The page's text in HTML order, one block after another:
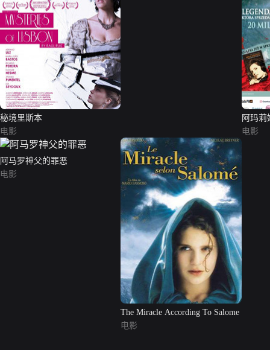
秘境里斯本
电影
阿玛莉
电影
阿马罗神父的罪恶
电影
The Miracle According To Salome
电影